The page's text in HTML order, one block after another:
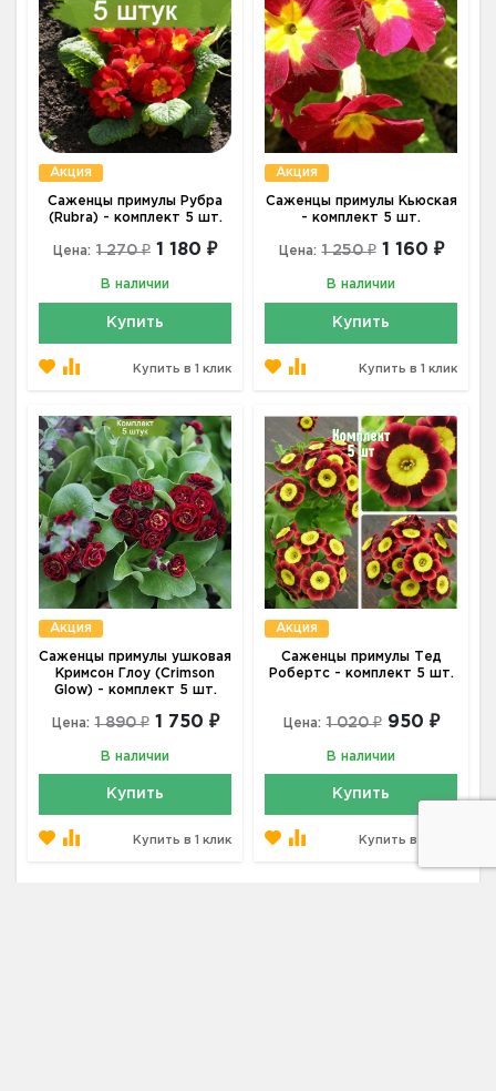
Акция
Саженцы примулы Рубра
(Rubra) - комплект 5 шт.
Цена: 1 270 ₽ 1 180 ₽
В наличии
Купить
Купить в 1 клик
Акция
Саженцы примулы Кьюская
- комплект 5 шт.
Цена: 1 250 ₽ 1 160 ₽
В наличии
Купить
Купить в 1 клик
Акция
Саженцы примулы ушковая
Кримсон Глоу (Crimson
Glow) - комплект 5 шт.
Цена: 1 890 ₽ 1 750 ₽
В наличии
Купить
Купить в 1 клик
Акция
Саженцы примулы Тед
Робертс - комплект 5 шт.
Цена: 1 020 ₽ 950 ₽
В наличии
Купить
Купить в 1 клик